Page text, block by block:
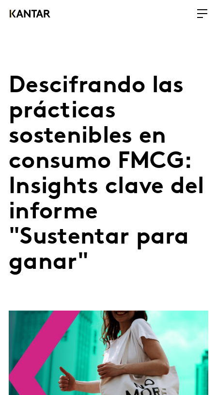
Descifrando las
prácticas
sostenibles en
consumo FMCG:
Insights clave del
informe
"Sustentar para
ganar"